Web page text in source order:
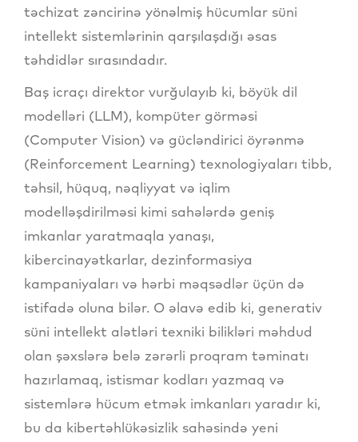
təchizat zəncirinə yönəlmiş hücumlar süni
intellekt sistemlərinin qarşılaşdığı əsas
təhdidlər sırasındadır.
Baş icraçı direktor vurğulayıb ki, böyük dil
modelləri (LLM), kompüter görməsi
(Computer Vision) və gücləndirici öyrənmə
(Reinforcement Learning) texnologiyaları tibb,
təhsil, hüquq, nəqliyyat və iqlim
modelləşdirilməsi kimi sahələrdə geniş
imkanlar yaratmaqla yanaşı,
kibercinayətkarlar, dezinformasiya
kampaniyaları və hərbi məqsədlər üçün də
istifadə oluna bilər. O əlavə edib ki, generativ
süni intellekt alətləri texniki bilikləri məhdud
olan şəxslərə belə zərərli proqram təminatı
hazırlamaq, istismar kodları yazmaq və
sistemlərə hücum etmək imkanları yaradır ki,
bu da kibertəhlükəsizlik sahəsində yeni